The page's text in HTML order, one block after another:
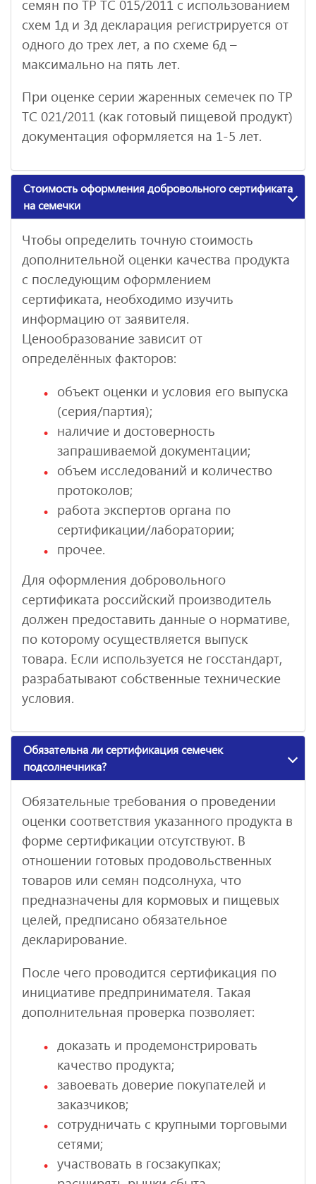
семян по ТР ТС 015/2011 с использованием
схем 1д и 3д декларация регистрируется от
одного до трех лет, а по схеме 6д –
максимально на пять лет.
При оценке серии жаренных семечек по ТР
ТС 021/2011 (как готовый пищевой продукт)
документация оформляется на 1-5 лет.
Стоимость оформления добровольного сертификата
на семечки
Чтобы определить точную стоимость
дополнительной оценки качества продукта
с последующим оформлением
сертификата, необходимо изучить
информацию от заявителя.
Ценообразование зависит от
определённых факторов:
объект оценки и условия его выпуска
(серия/партия);
наличие и достоверность
запрашиваемой документации;
объем исследований и количество
протоколов;
работа экспертов органа по
сертификации/лаборатории;
прочее.
Для оформления добровольного
сертификата российский производитель
должен предоставить данные о нормативе,
по которому осуществляется выпуск
товара. Если используется не госстандарт,
разрабатывают собственные технические
условия.
Обязательна ли сертификация семечек
подсолнечника?
Обязательные требования о проведении
оценки соответствия указанного продукта в
форме сертификации отсутствуют. В
отношении готовых продовольственных
товаров или семян подсолнуха, что
предназначены для кормовых и пищевых
целей, предписано обязательное
декларирование.
После чего проводится сертификация по
инициативе предпринимателя. Такая
дополнительная проверка позволяет:
доказать и продемонстрировать
качество продукта;
завоевать доверие покупателей и
заказчиков;
сотрудничать с крупными торговыми
сетями;
участвовать в госзакупках;